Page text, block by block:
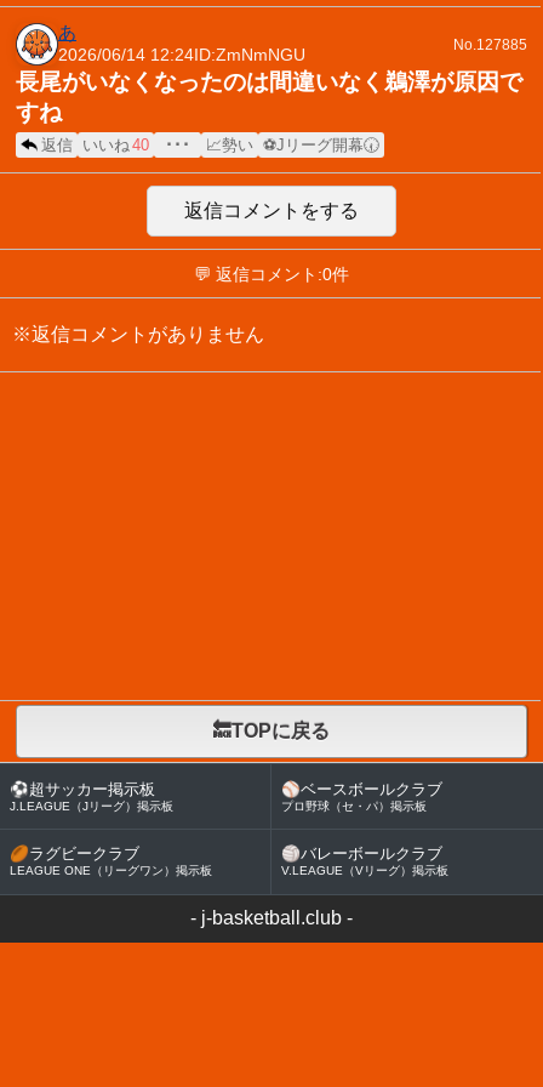
あ
2026/06/14 12:24 ID:ZmNmNGU
No.127885
長尾がいなくなったのは間違いなく鵜澤が原因で
すね
返信 いいね40 ･･･ 📈勢い ⚽Jリーグ開幕🕢
返信コメントをする
💬 返信コメント:0件
※返信コメントがありません
🔙TOPに戻る
⚽超サッカー掲示板
J.LEAGUE（Jリーグ）掲示板
⚾ベースボールクラブ
プロ野球（セ・パ）掲示板
🏉ラグビークラブ
LEAGUE ONE（リーグワン）掲示板
🏐バレーボールクラブ
V.LEAGUE（Vリーグ）掲示板
- j-basketball.club -